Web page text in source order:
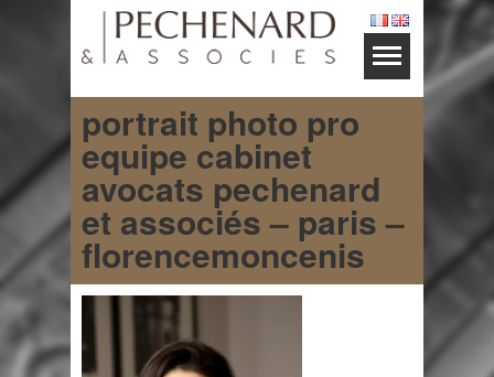
portrait photo pro
equipe cabinet
avocats pechenard
et associés – paris –
florencemoncenis